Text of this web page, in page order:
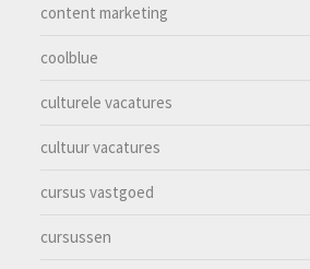
content marketing
coolblue
culturele vacatures
cultuur vacatures
cursus vastgoed
cursussen